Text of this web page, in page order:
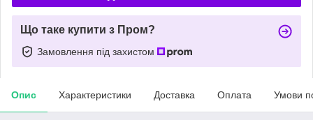
Що таке купити з Пром?
Замовлення під захистом
Опис Характеристики Доставка Оплата Умови